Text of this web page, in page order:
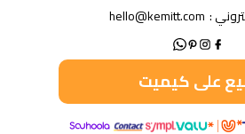
:
hello@kemitt.com
على كيميت